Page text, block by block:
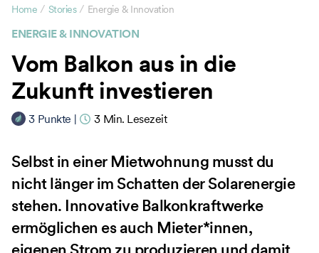
ENERGIE & INNOVATION
Home / Stories / Energie & Innovation
Vom Balkon aus in die
Zukunft investieren
3 Punkte | 3 Min. Lesezeit
Selbst in einer Mietwohnung musst du
nicht länger im Schatten der Solarenergie
stehen. Innovative Balkonkraftwerke
ermöglichen es auch Mieter*innen,